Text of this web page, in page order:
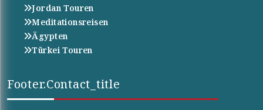
Jordan Touren
Meditationsreisen
Ägypten
Türkei Touren
Footer.contact_title